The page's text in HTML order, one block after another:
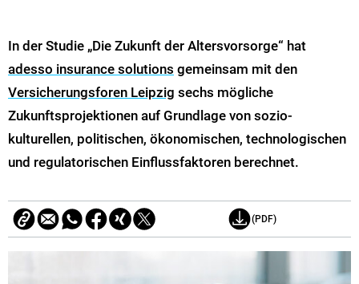
In der Studie „Die Zukunft der Altersvorsorge“ hat
adesso insurance solutions gemeinsam mit den
Versicherungsforen Leipzig sechs mögliche
Zukunftsprojektionen auf Grundlage von sozio-
kulturellen, politischen, ökonomischen, technologischen
und regulatorischen Einflussfaktoren berechnet.
(PDF)